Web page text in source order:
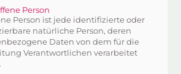
Person
Person ist jede identifizierte oder
natürliche Person, deren
Daten von dem für die
Verantwortlichen verarbeitet